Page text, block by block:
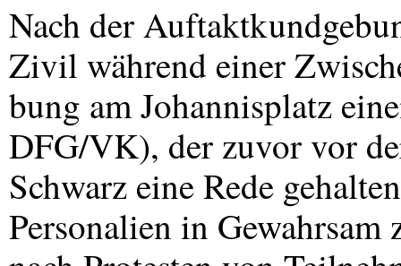
Nach der
Zivil während einer
bung am Johannisplatz
DFG/VK), der zuvor vor
Schwarz eine Rede
Personalien in